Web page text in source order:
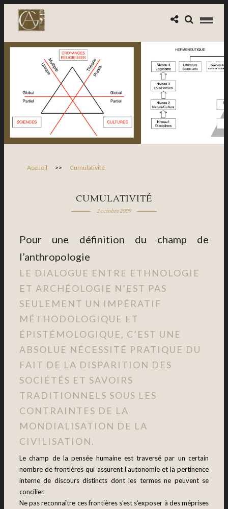
Accueil >> Cumulativité
CUMULATIVITÉ
2 octobre 2009
Pour une définition du champ de
l’anthropologie
LE DIALOGUE ENTRE ETHNOLOGIE
ET ARCHÉOLOGIE N’EST PAS
SEULEMENT UN IMPÉRATIF
MÉTHODOLOGIQUE ET
ÉPISTÉMOLOGIQUE, C’EST UNE
ABSOLUE NÉCESSITÉ PRATIQUE DU
FAIT DE LA DISPARITION DES
SOCIÉTÉS ET SAVOIRS
TRADITIONNELS SOUS LES
CONTRAINTES DE LA
MONDIALISATION DE LA
CIVILISATION.
Le champ de la pensée humaine est traversé par un certain
nombre de frontières qui assurent l’autonomie et la pertinence
interne de discours distincts dont les termes ne peuvent se
concilier.
Ne pas reconnaître ces frontières s’est s’exposer à des méprises